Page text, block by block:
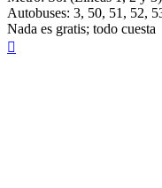
Autobuses: 3, 50, 51, 52,
Nada es gratis; todo cuesta